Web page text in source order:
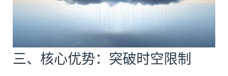
三、核心优势：突破时空限制